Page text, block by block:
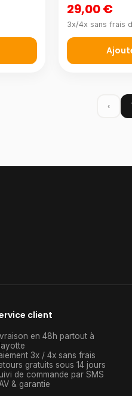
29,00 €
3x/4x sans frais
‹
client
en 48h partout à
3x / 4x sans frais
gratuits sous 14 jours
de commande par SMS
& garantie